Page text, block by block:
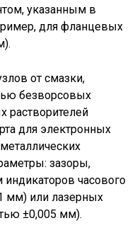
указанным в
для фланцевых
от смазки,
безворсовых
растворителей
для электронных
зазоры,
часового
мм) или лазерных
±0,005 мм).